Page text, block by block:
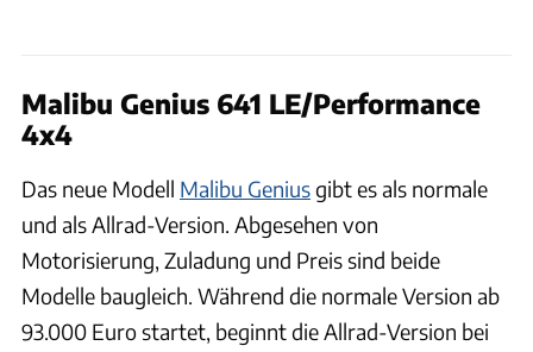
Malibu Genius 641 LE/Performance
4x4
Das neue Modell Malibu Geniusgibt es als normale
und als Allrad-Version. Abgesehen von
Motorisierung, Zuladung und Preis sind beide
Modelle baugleich. Während die normale Version ab
93.000 Euro startet, beginnt die Allrad-Version bei